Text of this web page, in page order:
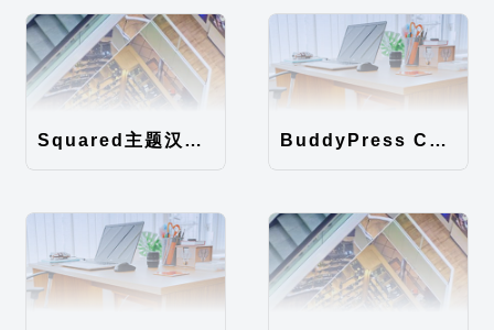
Squared主题汉化包 BuddyPress Colours主题汉化包